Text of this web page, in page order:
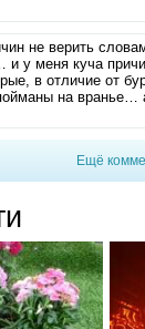
не верить
у меня куча
в отличие от
на вранье…
Ещё